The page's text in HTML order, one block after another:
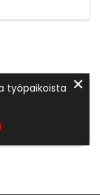
työpaikoista ✕